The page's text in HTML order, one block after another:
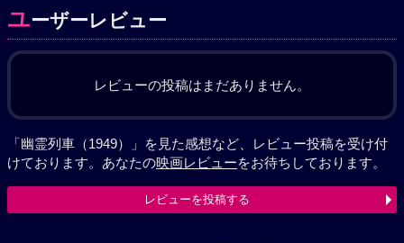
ユーザーレビュー
レビューの投稿はまだありません。
「幽霊列車（1949）」を見た感想など、レビュー投稿を受け付
けております。あなたの映画レビューをお待ちしております。
レビューを投稿する